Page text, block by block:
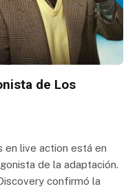
de Los
en live action está en
de la adaptación.
confirmó la